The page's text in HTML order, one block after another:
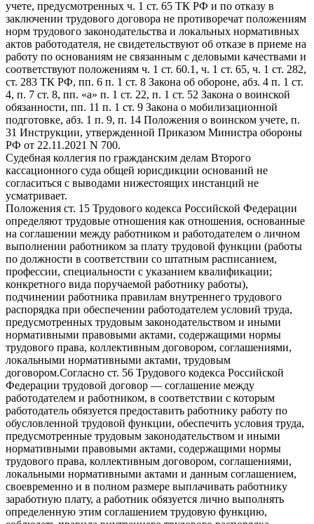
учете, предусмотренных ч. 1 ст. 65 ТК РФ и по отказу в
заключении трудового договора не противоречат положениям
норм трудового законодательства и локальных нормативных
актов работодателя, не свидетельствуют об отказе в приеме на
работу по основаниям не связанным с деловыми качествами и
соответствуют положениям ч. 1 ст. 60.1, ч. 1 ст. 65, ч. 1 ст. 282,
ст. 283 ТК РФ, пп. 6 п. 1 ст. 8 Закона об обороне, абз. 4 п. 1 ст.
4, п. 7 ст. 8, пп. «а» п. 1 ст. 22, п. 1 ст. 52 Закона о воинской
обязанности, пп. 11 п. 1 ст. 9 Закона о мобилизационной
подготовке, абз. 1 п. 9, п. 14 Положения о воинском учете, п.
31 Инструкции, утвержденной Приказом Министра обороны
РФ от 22.11.2021 N 700.
Судебная коллегия по гражданским делам Второго
кассационного суда общей юрисдикции оснований не
согласиться с выводами нижестоящих инстанций не
усматривает.
Положения ст. 15 Трудового кодекса Российской Федерации
определяют трудовые отношения как отношения, основанные
на соглашении между работником и работодателем о личном
выполнении работником за плату трудовой функции (работы
по должности в соответствии со штатным расписанием,
профессии, специальности с указанием квалификации;
конкретного вида поручаемой работнику работы),
подчинении работника правилам внутреннего трудового
распорядка при обеспечении работодателем условий труда,
предусмотренных трудовым законодательством и иными
нормативными правовыми актами, содержащими нормы
трудового права, коллективным договором, соглашениями,
локальными нормативными актами, трудовым
договором.Согласно ст. 56 Трудового кодекса Российской
Федерации трудовой договор — соглашение между
работодателем и работником, в соответствии с которым
работодатель обязуется предоставить работнику работу по
обусловленной трудовой функции, обеспечить условия труда,
предусмотренные трудовым законодательством и иными
нормативными правовыми актами, содержащими нормы
трудового права, коллективным договором, соглашениями,
локальными нормативными актами и данным соглашением,
своевременно и в полном размере выплачивать работнику
заработную плату, а работник обязуется лично выполнять
определенную этим соглашением трудовую функцию,